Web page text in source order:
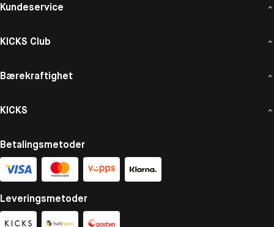
Kundeservice
KICKS Club
Bærekraftighet
KICKS
Betalingsmetoder
Leveringsmetoder